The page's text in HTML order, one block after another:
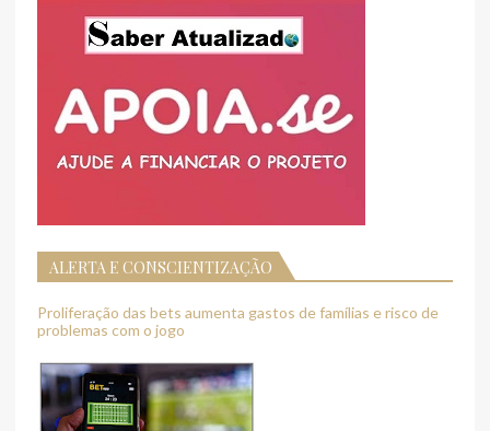
ALERTA E CONSCIENTIZAÇÃO
Proliferação das bets aumenta gastos de famílias e risco de
problemas com o jogo